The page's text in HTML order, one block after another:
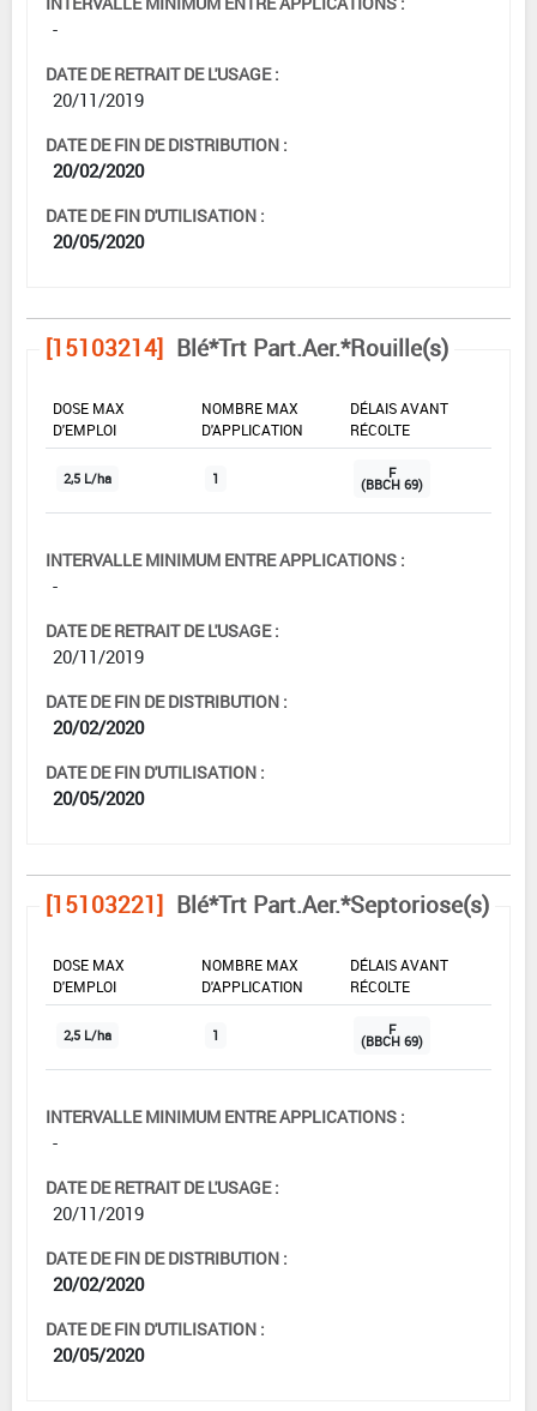
-
DATE DE RETRAIT DE L'USAGE :
20/11/2019
DATE DE FIN DE DISTRIBUTION :
20/02/2020
DATE DE FIN D'UTILISATION :
20/05/2020
[15103214] Blé*Trt Part.Aer.*Rouille(s)
DOSE MAX
D'EMPLOI
NOMBRE MAX
D'APPLICATION
DÉLAIS AVANT
RÉCOLTE
2,5 L/ha 1 F
(BBCH 69)
INTERVALLE MINIMUM ENTRE APPLICATIONS :
-
DATE DE RETRAIT DE L'USAGE :
20/11/2019
DATE DE FIN DE DISTRIBUTION :
20/02/2020
DATE DE FIN D'UTILISATION :
20/05/2020
[15103221] Blé*Trt Part.Aer.*Septoriose(s)
DOSE MAX
D'EMPLOI
NOMBRE MAX
D'APPLICATION
DÉLAIS AVANT
RÉCOLTE
2,5 L/ha 1 F
(BBCH 69)
INTERVALLE MINIMUM ENTRE APPLICATIONS :
-
DATE DE RETRAIT DE L'USAGE :
20/11/2019
DATE DE FIN DE DISTRIBUTION :
20/02/2020
DATE DE FIN D'UTILISATION :
20/05/2020